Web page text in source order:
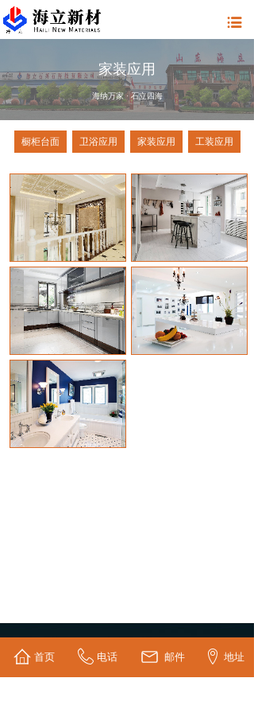
家装应用
海纳万家 · 石立四海
橱柜台面 卫浴应用 家装应用 工装应用
首页 电话 邮件 地址